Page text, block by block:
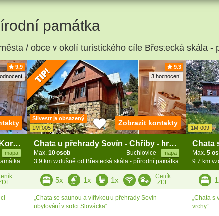
památka
/ obce v okolí turistického cíle Břestecká skála
9.9
Chata Slovácko - Chřibské lesy - Koryčany
mapa
9.3
3 hodnocení
Silvestr je obsazený
1M-005
Chata u přehrady Sovín - Chřiby - hrad Buchlov
Buchlovice mapa
Max. 10 osob
3.9 km vzdušně od Břestecká skála - přírodní památka
Zobrazit kontakty
5x 1x 1x
Ceník
ZDE
„Chata se saunou a vířivkou u přehrady Sovín -
ubytování v srdci Slovácka“
1M-009
Max. 5
9.7 km
„Chata s
vrchy“